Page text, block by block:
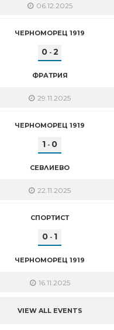
06.12.2025
ЧЕРНОМОРЕЦ 1919
0- 2
ФРАТРИЯ
29.11.2025
ЧЕРНОМОРЕЦ 1919
1 - 0
СЕВЛИЕВО
22.11.2025
СПОРТИСТ
0 - 1
ЧЕРНОМОРЕЦ 1919
16.11.2025
VIEW ALL EVENTS